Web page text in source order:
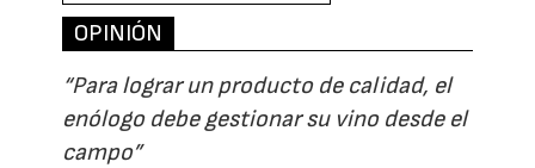
OPINIÓN
“Para lograr un producto de calidad, el
enólogo debe gestionar su vino desde el
campo”